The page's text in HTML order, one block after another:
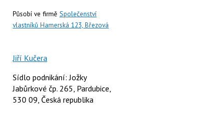
Působí ve firmě Společenství
vlastníků Hamerská 123, Březová
Jiří Kučera
Sídlo podnikání: Jožky
Jabůrkové čp. 265, Pardubice,
530 09, Česká republika